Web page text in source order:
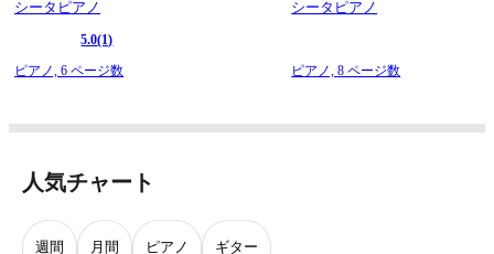
シータピアノ
5.0(1)
ピアノ, 6 ページ数
シータピアノ
ピアノ,8 ページ数
人気チャート
週間 月間 ピアノ ギター